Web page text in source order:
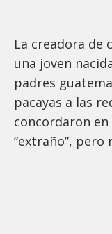
La creadora de
una joven
padres
pacayas a las
concordaron
“extraño”, pero